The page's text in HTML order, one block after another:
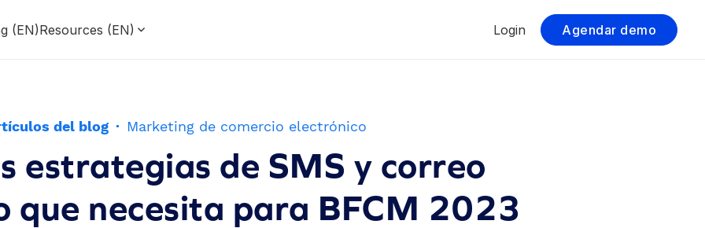
(EN)Resources (EN) Login Agendar demo
del blog · Marketing de comercio electrónico
estrategias de SMS y correo
que necesita para BFCM 2023